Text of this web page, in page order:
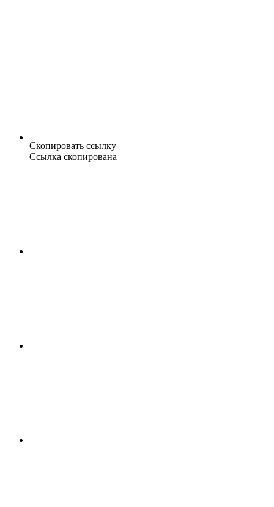
Скопировать ссылку
Ссылка скопирована